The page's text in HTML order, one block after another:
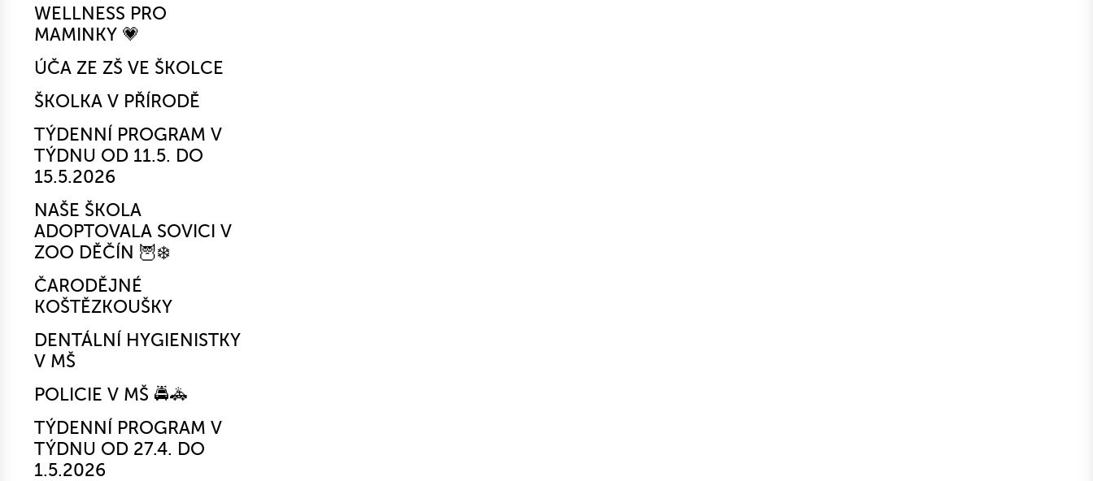
WELLNESS PRO
MAMINKY 💗
ÚČA ZE ZŠ VE ŠKOLCE
ŠKOLKA V PŘÍRODĚ
TÝDENNÍ PROGRAM V
TÝDNU OD 11.5. DO
15.5.2026
NAŠE ŠKOLA
ADOPTOVALA SOVICI V
ZOO DĚČÍN 🦉❄️
ČARODĚJNÉ
KOŠTĚZKOUŠKY
DENTÁLNÍ HYGIENISTKY
V MŠ
POLICIE V MŠ 🚔🚓
TÝDENNÍ PROGRAM V
TÝDNU OD 27.4. DO
1.5.2026